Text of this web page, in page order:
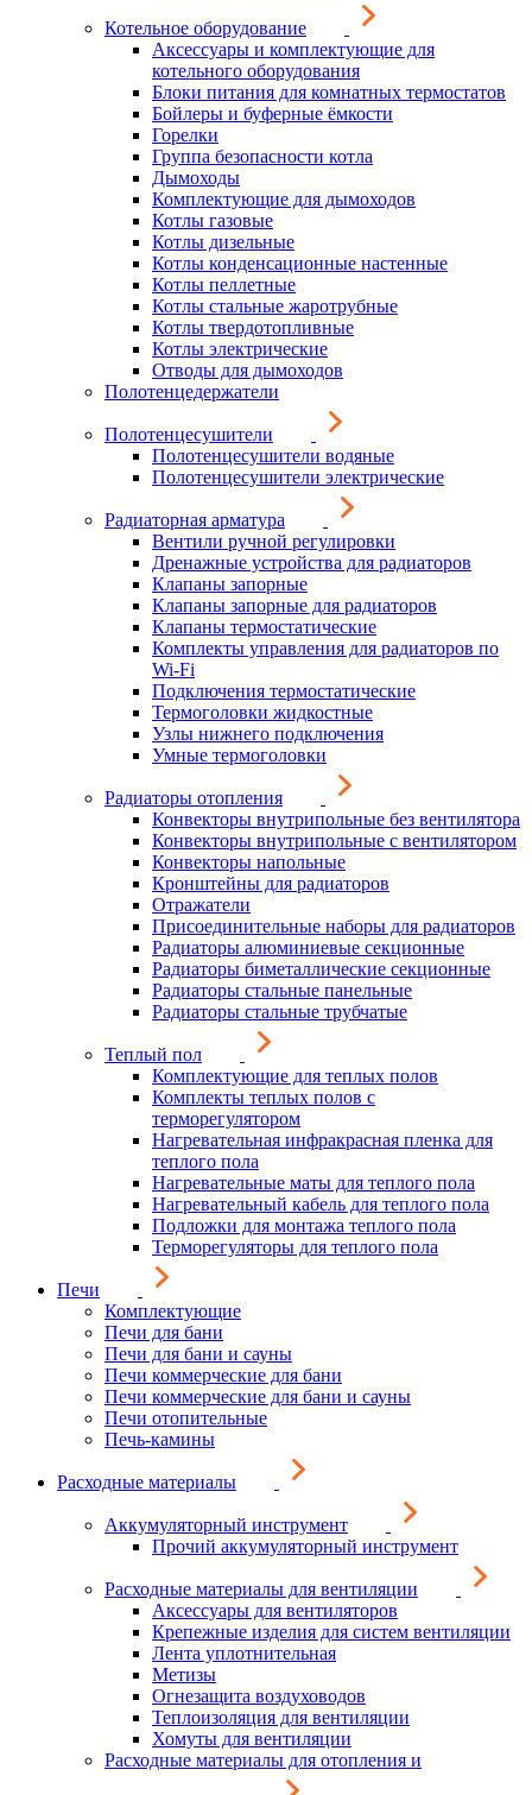
Котельное оборудование
Аксессуары и комплектующие для
котельного оборудования
Блоки питания для комнатных термостатов
Бойлеры и буферные ёмкости
Горелки
Группа безопасности котла
Дымоходы
Комплектующие для дымоходов
Котлы газовые
Котлы дизельные
Котлы конденсационные настенные
Котлы пеллетные
Котлы стальные жаротрубные
Котлы твердотопливные
Котлы электрические
Отводы для дымоходов
Полотенцедержатели
Полотенцесушители
Полотенцесушители водяные
Полотенцесушители электрические
Радиаторная арматура
Вентили ручной регулировки
Дренажные устройства для радиаторов
Клапаны запорные
Клапаны запорные для радиаторов
Клапаны термостатические
Комплекты управления для радиаторов по
Wi-Fi
Подключения термостатические
Термоголовки жидкостные
Узлы нижнего подключения
Умные термоголовки
Радиаторы отопления
Конвекторы внутрипольные без вентилятора
Конвекторы внутрипольные с вентилятором
Конвекторы напольные
Кронштейны для радиаторов
Отражатели
Присоединительные наборы для радиаторов
Радиаторы алюминиевые секционные
Радиаторы биметаллические секционные
Радиаторы стальные панельные
Радиаторы стальные трубчатые
Теплый пол
Комплектующие для теплых полов
Комплекты теплых полов с
терморегулятором
Нагревательная инфракрасная пленка для
теплого пола
Нагревательные маты для теплого пола
Нагревательный кабель для теплого пола
Подложки для монтажа теплого пола
Терморегуляторы для теплого пола
Печи
Комплектующие
Печи для бани
Печи для бани и сауны
Печи коммерческие для бани
Печи коммерческие для бани и сауны
Печи отопительные
Печь-камины
Расходные материалы
Аккумуляторный инструмент
Прочий аккумуляторный инструмент
Расходные материалы для вентиляции
Аксессуары для вентиляторов
Крепежные изделия для систем вентиляции
Лента уплотнительная
Метизы
Огнезащита воздуховодов
Теплоизоляция для вентиляции
Хомуты для вентиляции
Расходные материалы для отопления и